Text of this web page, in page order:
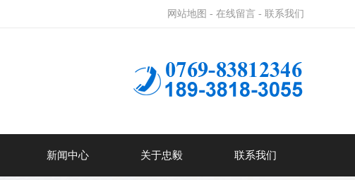
网站地图 - 在线留言 - 联系我们
新闻中心 关于忠毅 联系我们